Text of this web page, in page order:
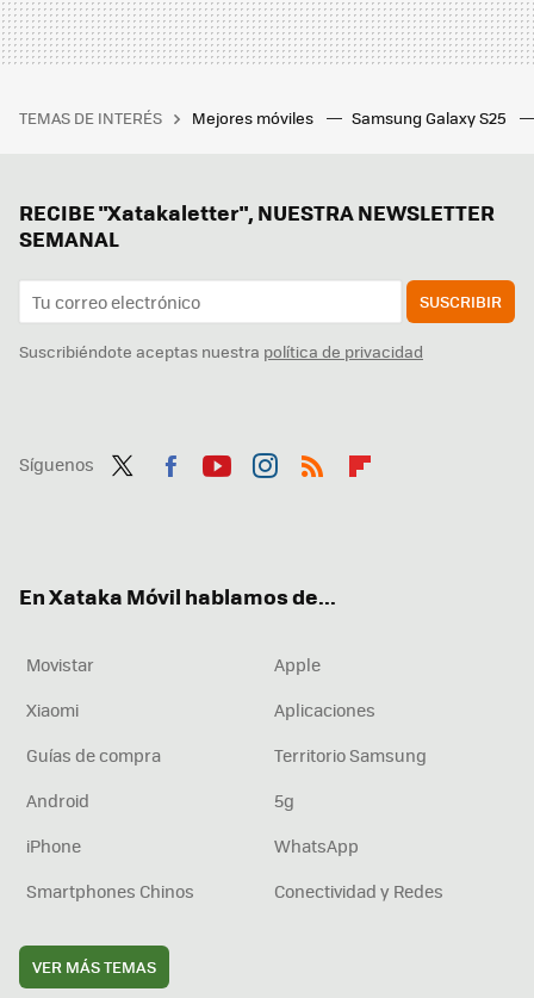
TEMAS DE INTERÉS Mejores móviles Samsung Galaxy S25
RECIBE "Xatakaletter", NUESTRA NEWSLETTER
SEMANAL
SUSCRIBIR
Suscribiéndote aceptas nuestra política de privacidad
Síguenos
En Xataka Móvil hablamos de...
Movistar
Apple
Xiaomi
Aplicaciones
Guías de compra
Territorio Samsung
Android
5g
iPhone
WhatsApp
Smartphones Chinos
Conectividad y Redes
VER MÁS TEMAS